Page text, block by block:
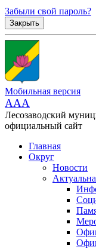
Забыли свой пароль?
Закрыть
Мобильная версия
AAA
Лесозаводский
официальный сайт
Главная
Округ
Новости